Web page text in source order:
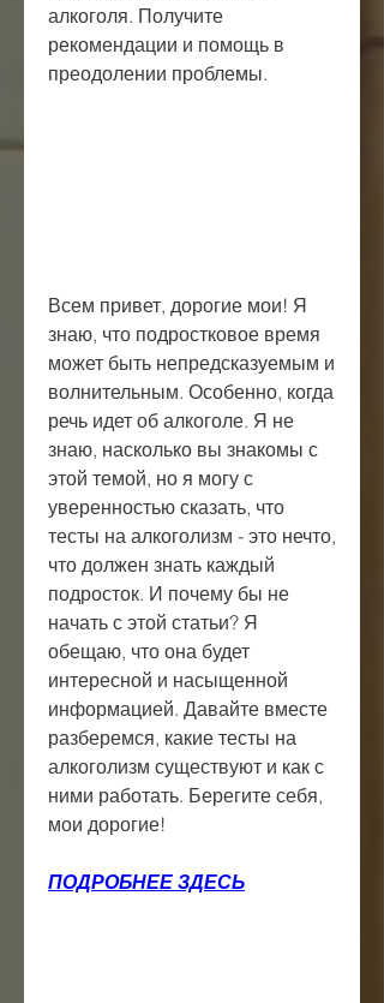
алкоголя. Получите
рекомендации и помощь в
преодолении проблемы.
Всем привет, дорогие мои! Я
знаю, что подростковое время
может быть непредсказуемым и
волнительным. Особенно, когда
речь идет об алкоголе. Я не
знаю, насколько вы знакомы с
этой темой, но я могу с
уверенностью сказать, что
тесты на алкоголизм - это нечто,
что должен знать каждый
подросток. И почему бы не
начать с этой статьи? Я
обещаю, что она будет
интересной и насыщенной
информацией. Давайте вместе
разберемся, какие тесты на
алкоголизм существуют и как с
ними работать. Берегите себя,
мои дорогие!
ПОДРОБНЕЕ ЗДЕСЬ